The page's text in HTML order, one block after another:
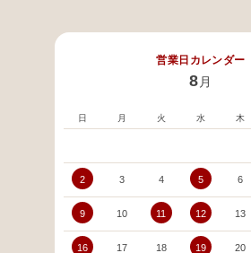
営業日カレンダー
8 月
日 月 火 水 木
2 3 4 5 6
9 10 11 12 13
16 17 18 19 20